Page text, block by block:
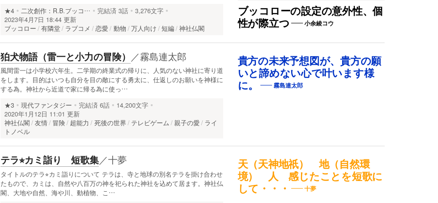
ブッコローの設定の意外性、個
性が際立つ
小余綾コウ
★4 二次創作：R.B.ブッコ… 完結済 3話
3,276文字
2023年4月7日 18:44 更新
ブッコロー
有隣堂 ラブコメ 恋愛 動物 万人向け 短編 神社仏閣
貴方の未来予想図が、貴方の願
いと諦めない心で叶います様
に。
霧島連太郎
狛犬物語（雷一と小力の冒険） ／霧島連太郎
風間雷一は小学校六年生。二学期の終業式の帰りに、人気のない神社に寄り道
をします。目的はいつも自分を目の敵にする勇太に、仕返しのお願いを神様に
する為。神社から近道で家に帰る為に使っ…
★3 現代ファンタジー 完結済 6話
14,200文字
2020年1月12日 11:01 更新
神社仏閣 友情 冒険 超能力 死後の世界 テレビゲーム 親子の愛
ライ
トノベル
天（天神地祇） 地（自然環
境） 人 感じたことを短歌に
して・・・
十夢
テラ⭐︎カミ詣り 短歌集／十夢
タイトルのテラ⭐︎カミ詣りについて テラは、寺と地球の別名テラを掛け合わせ
たもので、カミは、自然や八百万の神を祀られた神社を込めて居ます。神社仏
閣、大地や自然、海や川、動植物、こ…